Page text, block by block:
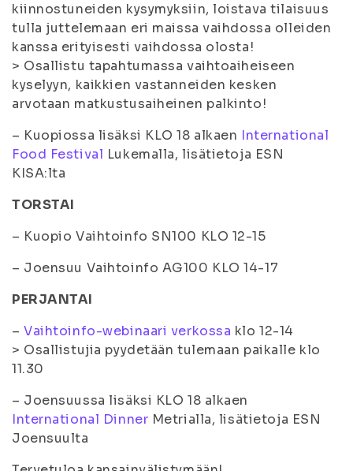
kiinnostuneiden kysymyksiin, loistava tilaisuus
tulla juttelemaan eri maissa vaihdossa olleiden
kanssa erityisesti vaihdossa olosta!
> Osallistu tapahtumassa vaihtoaiheiseen
kyselyyn, kaikkien vastanneiden kesken
arvotaan matkustusaiheinen palkinto!
– Kuopiossa lisäksi KLO 18 alkaen International
Food Festival Lukemalla, lisätietoja ESN
KISA:lta
TORSTAI
– Kuopio Vaihtoinfo SN100 KLO 12-15
– Joensuu Vaihtoinfo AG100 KLO 14-17
PERJANTAI
–Vaihtoinfo-webinaari verkossa klo 12-14
> Osallistujia pyydetään tulemaan paikalle klo
11.30
– Joensuussa lisäksi KLO 18 alkaen
International Dinner Metrialla, lisätietoja ESN
Joensuulta